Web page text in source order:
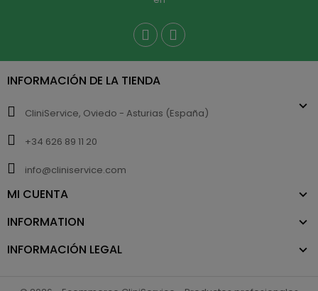
INFORMACIÓN DE LA TIENDA
CliniService, Oviedo - Asturias (España)
+34 626 89 11 20
info@cliniservice.com
MI CUENTA
INFORMATION
INFORMACIÓN LEGAL